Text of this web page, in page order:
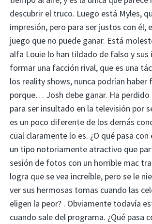
descubrir el truco. Luego está Myles,
impresión, pero para ser justos con él,
juego que no puede ganar. Está
alfa Louie lo han tildado de falso y
formar una facción rival, que es una
los reality shows, nunca podrían haber
porque… Josh debe ganar. Ha
para ser insultado en la televisión por
es un poco diferente de los demás
cual claramente lo es. ¿O qué pasa con
un tipo notoriamente atractivo que
sesión de fotos con un horrible mac
logra que se vea increíble, pero se le
ver sus hermosas tomas cuando las
eligen la peor? . Obviamente todavía
cuando sale del programa. ¿Qué pasa